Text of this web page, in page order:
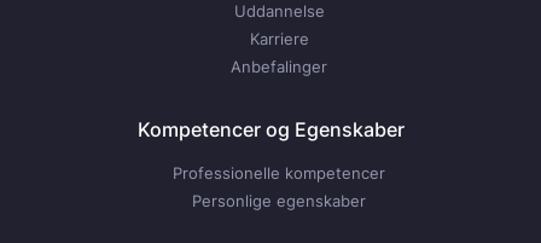
Uddannelse
Karriere
Anbefalinger
Kompetencer og Egenskaber
Professionelle kompetencer
Personlige egenskaber